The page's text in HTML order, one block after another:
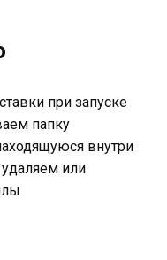
при запуске
папку
внутри
удаляем или